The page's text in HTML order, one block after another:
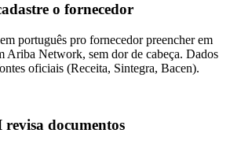
o fornecedor
português pro fornecedor preencher em
Ariba Network, sem dor de cabeça. Dados
oficiais (Receita, Sintegra, Bacen).
documentos